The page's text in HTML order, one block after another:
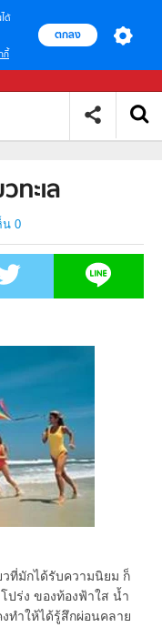
ด้
กี้
ตกลง
ทะเล
น 0
มักได้รับความนิยม ก็
ปร่ง ของท้องฟ้าใส น้ำ
ทำให้ได้รู้สึกผ่อนคลาย